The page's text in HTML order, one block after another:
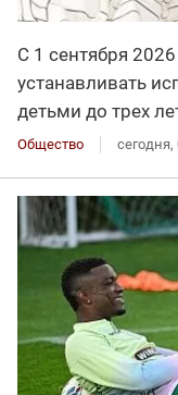
С 1 сентября
устанавливать
детьми до трех
Общество сегодня,